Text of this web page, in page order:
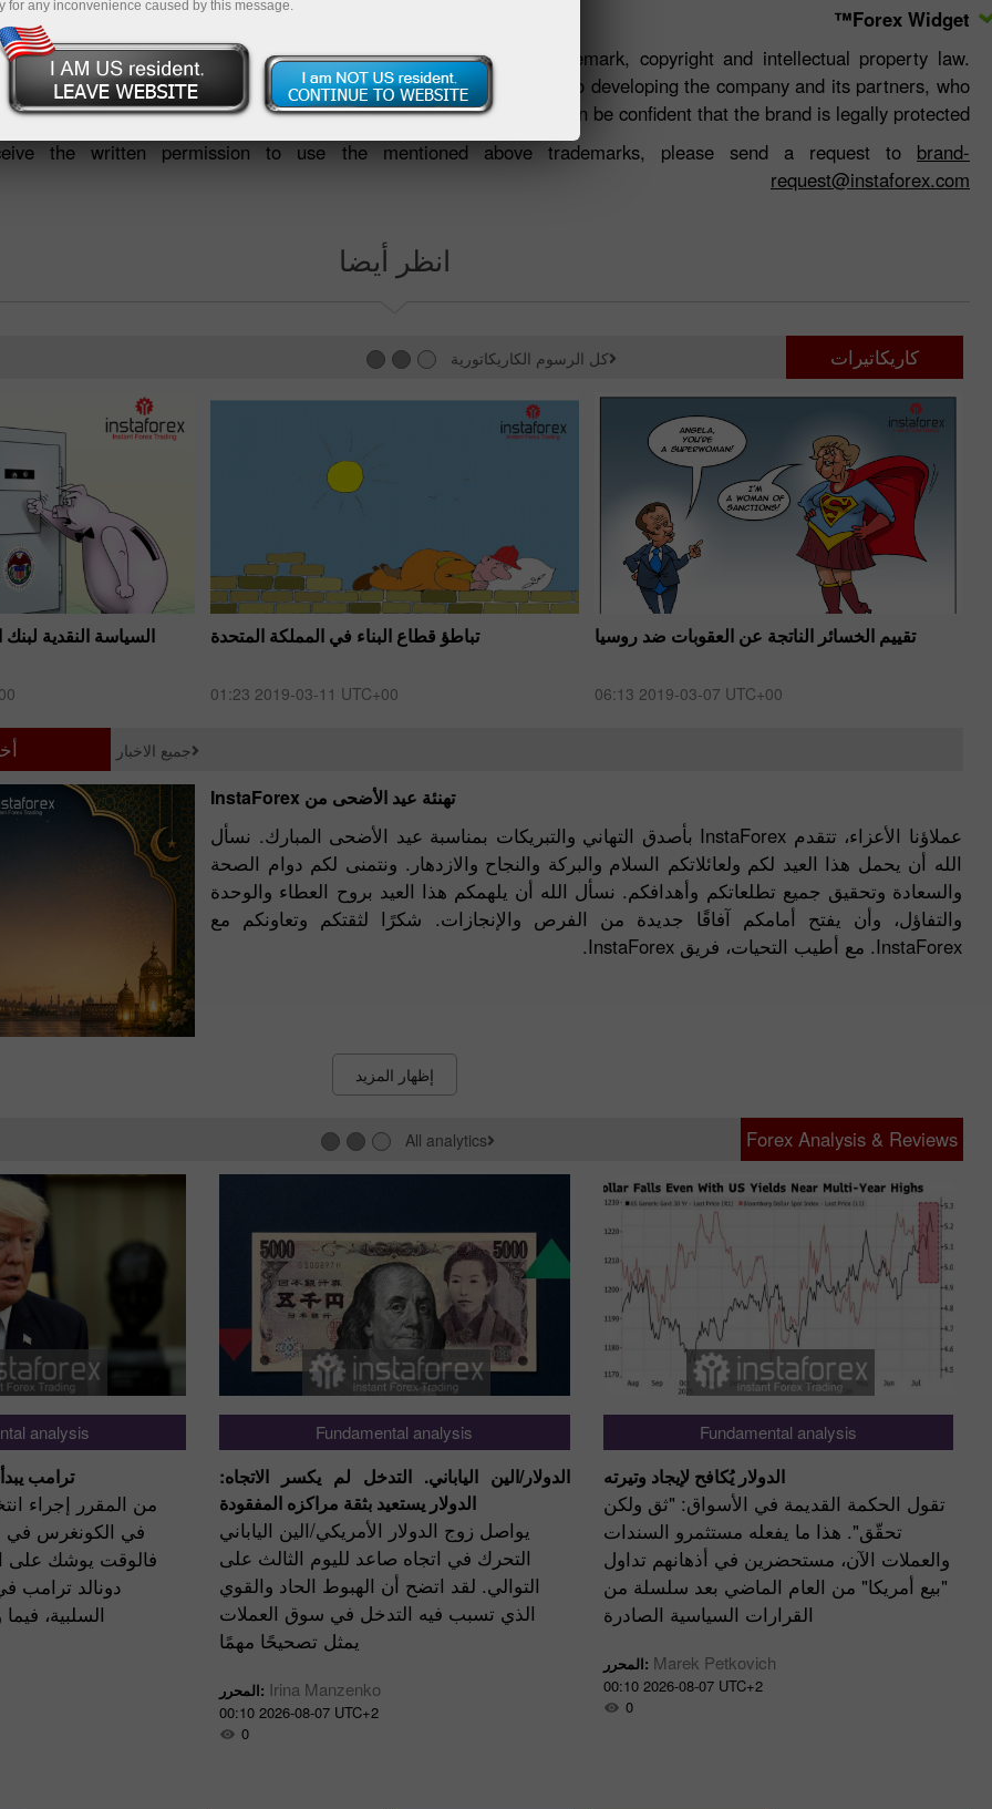
Forex Widget™
and other signs of InstaFintech Group are protected by the trademark, copyright and intellectual property law.
marks is strictly prohibited. We are convinced that it contributes to developing the company and its partners, who
can be confident that the brand is legally protected.
the written permission to use the mentioned above trademarks, please send a request to brand-
request@instaforex.com
انظر أيضا
كاريكاتيرات كل الرسوم الكاريكاتورية
​السياسة النقدية لبنك
​تباطؤ قطاع البناء في المملكة المتحدة
01:23 2019-03-11 UTC+00
​تقييم الخسائر الناتجة عن العقوبات ضد روسيا
06:13 2019-03-07 UTC+00
جميع الاخبار
تهنئة عيد الأضحى من InstaForex
عملاؤنا الأعزاء، تتقدم InstaForex بأصدق التهاني والتبريكات بمناسبة عيد الأضحى المبارك. نسأل
الله أن يحمل هذا العيد لكم ولعائلاتكم السلام والبركة والنجاح والازدهار. ونتمنى لكم دوام الصحة
والسعادة وتحقيق جميع تطلعاتكم وأهدافكم. نسأل الله أن يلهمكم هذا العيد بروح العطاء والوحدة
والتفاؤل، وأن يفتح أمامكم آفاقًا جديدة من الفرص والإنجازات. شكرًا لثقتكم وتعاونكم مع
InstaForex. مع أطيب التحيات، فريق InstaForex.
إظهار المزيد
Forex Analysis & Reviews
All analytics
analysis
ترامب
من المقرر إجراء
في الكونغرس في
فالوقت يوشك على
دونالد ترامب
السلبية،
Fundamental analysis
الدولار/الين الياباني. التدخل لم يكسر الاتجاه:
الدولار يستعيد بثقة مراكزه المفقودة
يواصل زوج الدولار الأمريكي/الين الياباني
التحرك في اتجاه صاعد لليوم الثالث على
التوالي. لقد اتضح أن الهبوط الحاد والقوي
الذي تسبب فيه التدخل في سوق العملات
يمثل تصحيحًا مهمًا
المحرر: Irina Manzenko
00:10 2026-08-07 UTC+2
0
Fundamental analysis
الدولار يُكافح لإيجاد وتيرته
تقول الحكمة القديمة في الأسواق: "ثق ولكن
تحقّق". هذا ما يفعله مستثمرو السندات
والعملات الآن، مستحضرين في أذهانهم تداول
"بيع أمريكا" من العام الماضي بعد سلسلة من
القرارات السياسية الصادرة
المحرر: Marek Petkovich
00:10 2026-08-07 UTC+2
0
إيداع الحظ
for any inconvenience caused by this message.